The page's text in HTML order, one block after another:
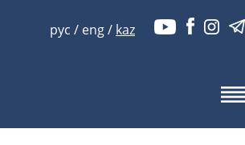
рус / eng/ kaz